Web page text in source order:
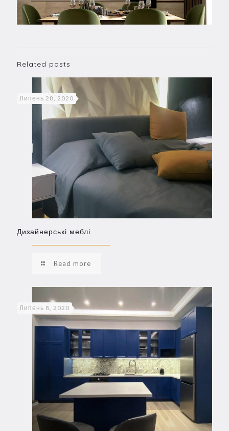
Related posts
Липень 28, 2020
Дизайнерські меблі
Read more
Липень 8, 2020